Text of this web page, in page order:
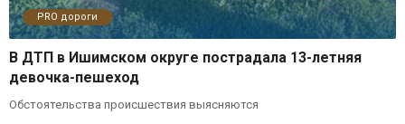
PRO дороги
В ДТП в Ишимском округе пострадала 13-летняя
девочка-пешеход
Обстоятельства происшествия выясняются